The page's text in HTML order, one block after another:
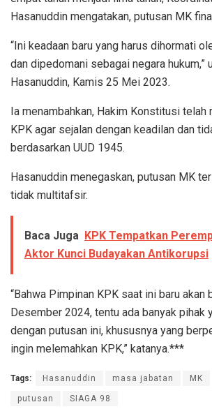
Hasanuddin mengatakan, putusan MK
“Ini keadaan baru yang harus dihormati
dan dipedomani sebagai negara hukum,”
Hasanuddin, Kamis 25 Mei 2023.
Ia menambahkan, Hakim Konstitusi telah
KPK agar sejalan dengan keadilan dan
berdasarkan UUD 1945.
Hasanuddin menegaskan, putusan MK
tidak multitafsir.
Baca Juga KPK Tempatkan
Aktor Kunci Budayakan Antikorupsi
“Bahwa Pimpinan KPK saat ini baru akan
Desember 2024, tentu ada banyak pihak
dengan putusan ini, khususnya yang
ingin melemahkan KPK,” katanya.***
Tags: Hasanuddin masa jabatan MK
putusan SIAGA 98